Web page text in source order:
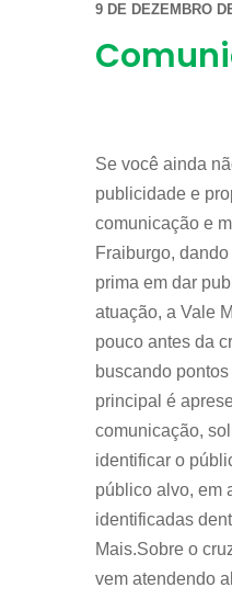
9 DE DEZEMBRO
Se você ainda
publicidade e
comunicação e
Fraiburgo,
prima em dar
atuação, a Vale
pouco antes da
buscando
principal é
comunicação,
identificar o
público alvo, em
identificadas
Mais.Sobre o
vem atendendo